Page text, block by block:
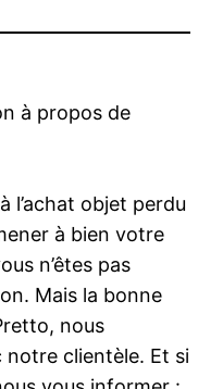
à propos de
l’achat objet perdu
à bien votre
n’êtes pas
Mais la bonne
nous
notre clientèle. Et si